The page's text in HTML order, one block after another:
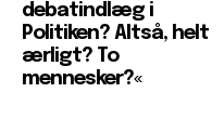
debatindlæg i
Politiken? Altså, helt
ærligt? To
mennesker?«